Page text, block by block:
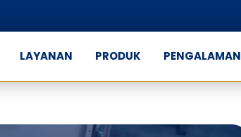
LAYANAN PRODUK PENGALAMAN